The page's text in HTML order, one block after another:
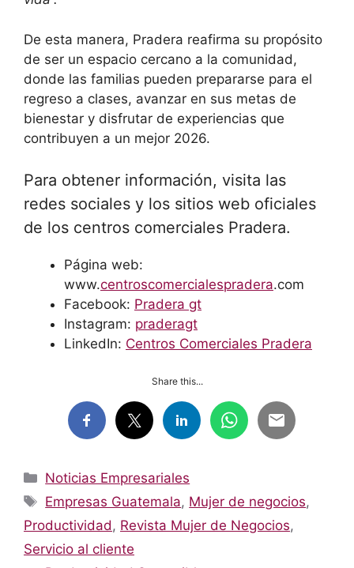
De esta manera, Pradera reafirma su propósito
de ser un espacio cercano a la comunidad,
donde las familias pueden prepararse para el
regreso a clases, avanzar en sus metas de
bienestar y disfrutar de experiencias que
contribuyen a un mejor 2026.
Para obtener información, visita las
redes sociales y los sitios web oficiales
de los centros comerciales Pradera.
Página web:
www.centroscomercialespradera.com
Facebook: Pradera gt
Instagram: praderagt
LinkedIn: Centros Comerciales Pradera
Share this...
Categorías
Noticias Empresariales
Etiquetas
Empresas Guatemala, Mujer de negocios,
Productividad , Revista Mujer de Negocios,
Servicio al cliente